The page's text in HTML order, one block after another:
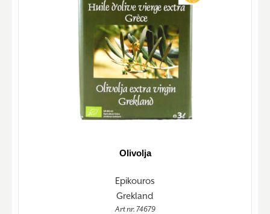
Olivolja
Epikouros
Grekland
Art nr. 74679